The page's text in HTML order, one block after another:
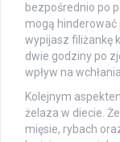
bezpośrednio po
mogą hinderować
wypijasz filiżankę
dwie godziny po
wpływ na
Kolejnym
żelaza w diecie.
mięsie, rybach